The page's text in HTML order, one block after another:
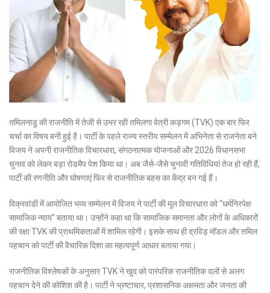
तमिलनाडु की राजनीति में तेजी से उभर रही तमिलगा वेत्री कड़गम (TVK) एक बार फिर
चर्चा का विषय बनी हुई है। पार्टी के पहले राज्य स्तरीय सम्मेलन में अभिनेता से राजनेता बने
विजय ने अपनी राजनीतिक विचारधारा, संगठनात्मक योजनाओं और 2026 विधानसभा
चुनाव को लेकर बड़ा रोडमैप पेश किया था। अब जैसे-जैसे चुनावी गतिविधियां तेज हो रही हैं,
पार्टी की रणनीति और घोषणाएं फिर से राजनीतिक बहस का केंद्र बन गई हैं।
विक्रवांडी में आयोजित भव्य सम्मेलन में विजय ने पार्टी की मूल विचारधारा को “धर्मनिरपेक्ष
सामाजिक न्याय” बताया था। उन्होंने कहा था कि सामाजिक समानता और लोगों के अधिकारों
की रक्षा TVK की प्राथमिकताओं में शामिल रहेगी। इसके साथ ही द्रविड़ मॉडल और तमिल
पहचान को पार्टी की वैचारिक दिशा का महत्वपूर्ण आधार बताया गया।
राजनीतिक विश्लेषकों के अनुसार TVK ने खुद को पारंपरिक राजनीतिक दलों से अलग
पहचान देने की कोशिश की है। पार्टी ने भ्रष्टाचार, प्रशासनिक अक्षमता और जनता की